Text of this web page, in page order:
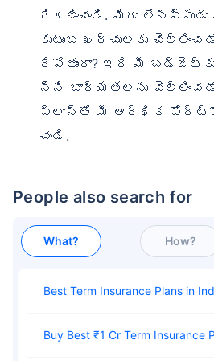
రిగణించండి. మీరు
కుటుంబ ఖర్చులకు
రిపోతుందా? ఇది మీ
న్ని బాధ్యతలను
ప్లాన్‌తో మీ ఆర్థిక
చండి.
People also search for
What? How?
Best Term Insurance Plans in
Buy Best ₹1 Cr Term Insurance